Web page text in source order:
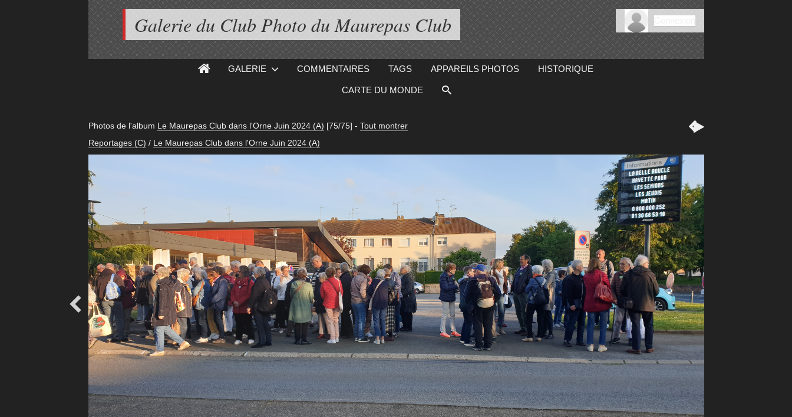
Galerie du Club Photo du Maurepas Club
GALERIE COMMENTAIRES TAGS APPAREILS PHOTOS HISTORIQUE
CARTE DU MONDE
Photos de l'album Le Maurepas Club dans l'Orne Juin 2024 (A) [75/75] - Tout montrer
Reportages (C) / Le Maurepas Club dans l'Orne Juin 2024 (A)

